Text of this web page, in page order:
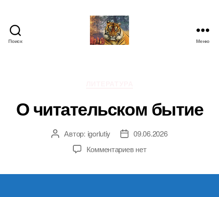
Поиск Меню
О читательском бытие
Автор
записи
Автор: igorlutiy
Дата09.06.2026
Комментариевк
нет